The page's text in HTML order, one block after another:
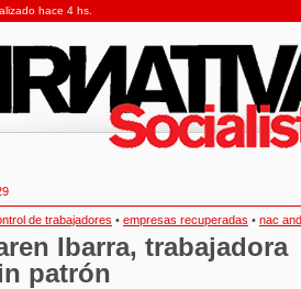
hace 4 hs.
de trabajadores • empresas recuperadas • nac
Ibarra, trabajadora
patrón